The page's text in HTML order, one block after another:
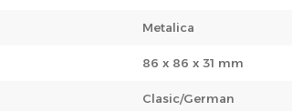
Metalica
86 x 86 x 31 mm
Clasic/German